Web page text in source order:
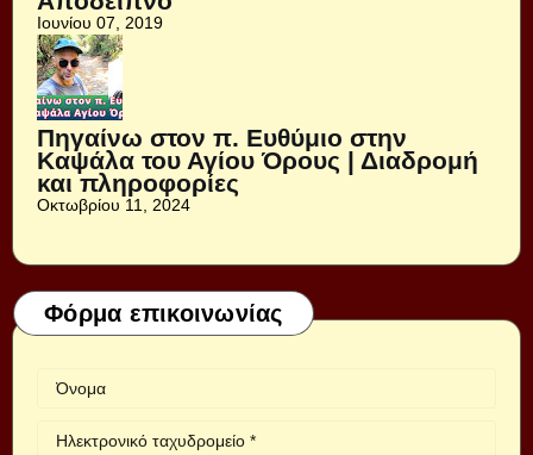
Ιουνίου 07, 2019
Πηγαίνω στον π. Ευθύμιο στην
Καψάλα του Αγίου Όρους | Διαδρομή
και πληροφορίες
Οκτωβρίου 11, 2024
Φόρμα επικοινωνίας